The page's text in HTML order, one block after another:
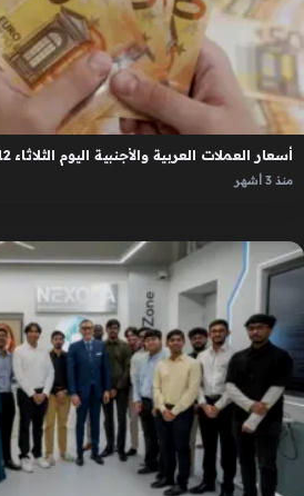
أسعار العملات العربية والأجنبية اليوم الثلاثاء 12 مايو 2026
منذ 3 أشهر